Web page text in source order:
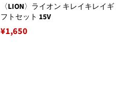
〈LION〉ライオン キレイキレイギ
フトセット 15V
通
¥1,650